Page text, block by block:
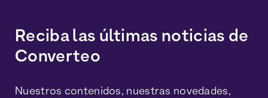
Reciba las últimas noticias de
Converteo
Nuestros contenidos, nuestras novedades,